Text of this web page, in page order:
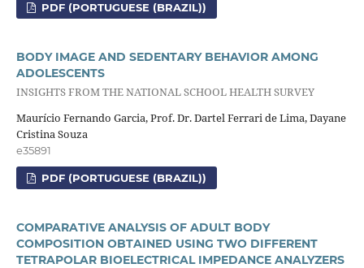
PDF (PORTUGUESE (BRAZIL))
BODY IMAGE AND SEDENTARY BEHAVIOR AMONG
ADOLESCENTS
INSIGHTS FROM THE NATIONAL SCHOOL HEALTH SURVEY
Maurício Fernando Garcia, Prof. Dr. Dartel Ferrari de Lima, Dayane
Cristina Souza
e35891
PDF (PORTUGUESE (BRAZIL))
COMPARATIVE ANALYSIS OF ADULT BODY
COMPOSITION OBTAINED USING TWO DIFFERENT
TETRAPOLAR BIOELECTRICAL IMPEDANCE ANALYZERS